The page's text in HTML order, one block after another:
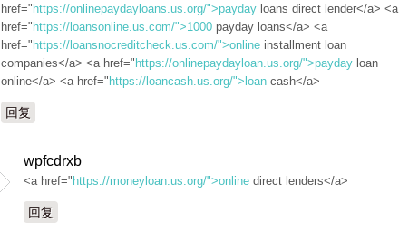
href=" https://onlinepaydayloans.us.org/">payday loans direct lender</a> <a
href=" https://loansonline.us.com/">1000 payday loans</a> <a
href=" https://loansnocreditcheck.us.com/">online installment loan
companies</a> <a href=" https://onlinepaydayloan.us.org/">payday loan
online</a> <a href=" https://loancash.us.org/">loan cash</a>
回复
wpfcdrxb
<a href=" https://moneyloan.us.org/">online direct lenders</a>
回复